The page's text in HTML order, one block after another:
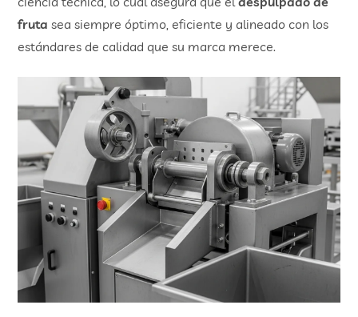
fruta sea siempre óptimo, eficiente y alineado con los
estándares de calidad que su marca merece.